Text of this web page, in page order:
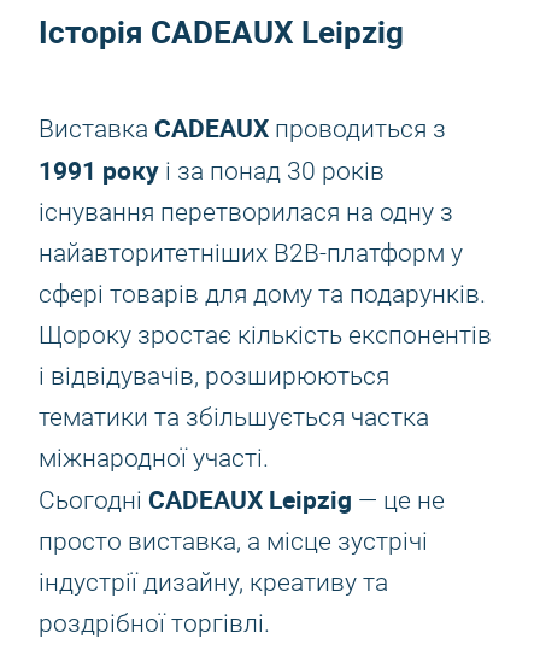
Історія CADEAUX Leipzig
Виставка CADEAUX проводиться з
1991 року і за понад 30 років
існування перетворилася на одну з
найавторитетніших B2B-платформ у
сфері товарів для дому та подарунків.
Щороку зростає кількість експонентів
і відвідувачів, розширюються
тематики та збільшується частка
міжнародної участі.
Сьогодні CADEAUX Leipzig — це не
просто виставка, а місце зустрічі
індустрії дизайну, креативу та
роздрібної торгівлі.